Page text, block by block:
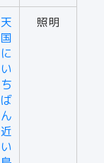
天
国
に
い
ち
ば
ん
近
い
照明